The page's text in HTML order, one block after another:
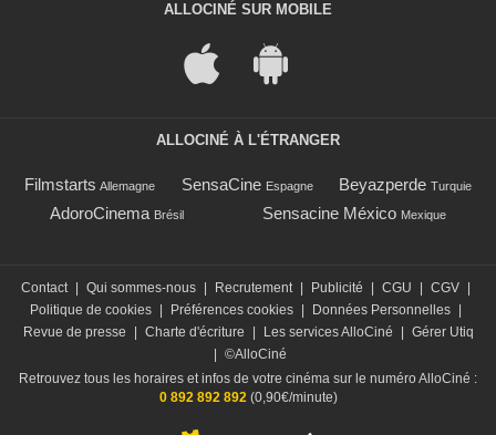
ALLOCINÉ SUR MOBILE
ALLOCINÉ À L'ÉTRANGER
Filmstarts Allemagne SensaCine Espagne Beyazperde Turquie
AdoroCinema Brésil Sensacine México Mexique
Contact Qui sommes-nous Recrutement Publicité CGU CGV
Politique de cookies
Préférences cookies Données Personnelles
Revue de presse
Charte d'écriture Les services AlloCiné
Gérer Utiq
©AlloCiné
Retrouvez tous les horaires et infos de votre cinéma sur le numéro AlloCiné :
0 892 892 892(0,90€/minute)